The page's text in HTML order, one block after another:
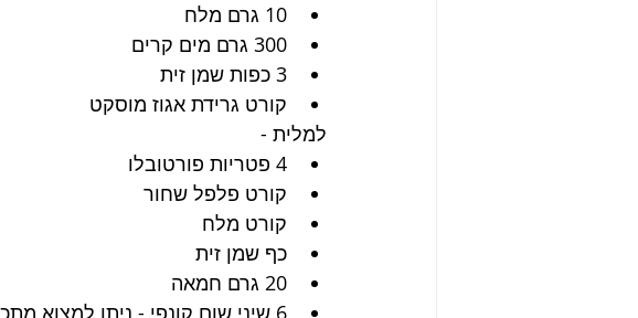
10 גרם מלח
300 גרם מים קרים
3 כפות שמן זית
קורט גרידת אגוז מוסקט
למלית -
4 פטריות פורטובלו
קורט פלפל שחור
קורט מלח
כף שמן זית
20 גרם חמאה
6 שיני שום קונפי - ניתן למצוא מתכון